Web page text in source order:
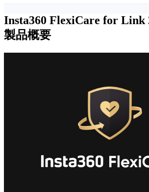
Insta360 FlexiCare for
製品概要